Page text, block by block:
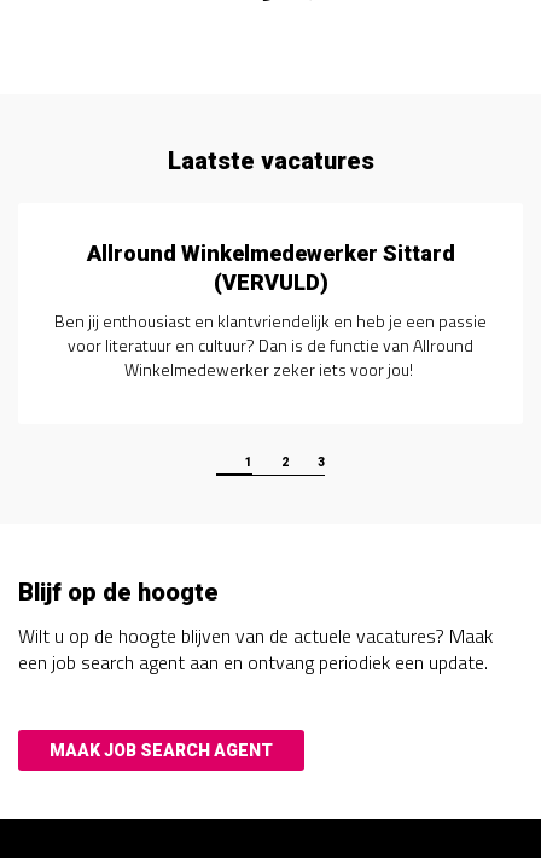
Laatste vacatures
Winkelmedewerker Sittard
en klantvriendelijk en heb je een passie
en cultuur? Dan is de functie van Allround
Winkelmedewerker zeker iets voor jou!
Ben jij
1 2 3
Blijf op de hoogte
Wilt u op de hoogte blijven van de actuele vacatures? Maak
een job search agent aan en ontvang periodiek een update.
MAAK JOB SEARCH AGENT